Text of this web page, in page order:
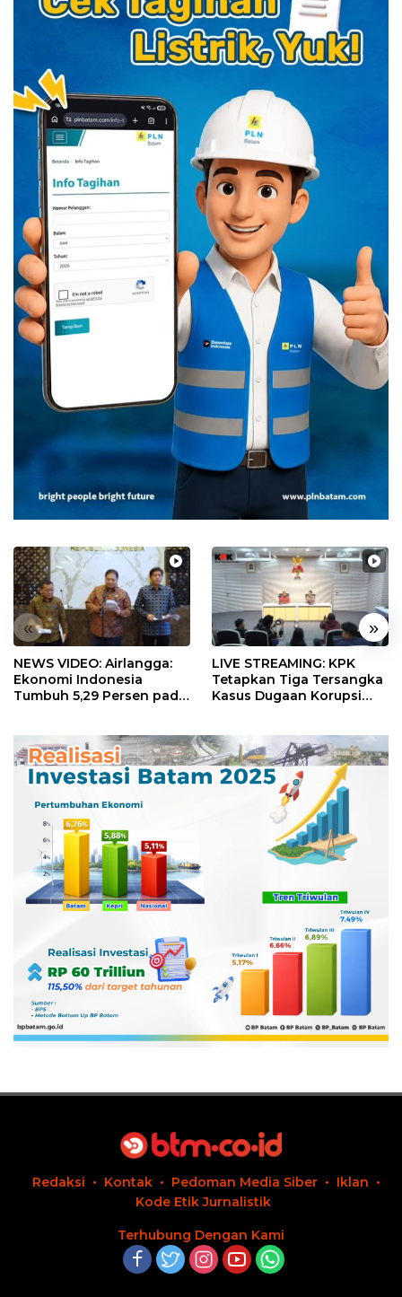
« »
NEWS VIDEO: Airlangga:
Ekonomi Indonesia
Tumbuh 5,29 Persen pada
LIVE STREAMING: KPK
Tetapkan Tiga Tersangka
Kasus Dugaan Korupsi
Redaksi Kontak Pedoman Media Siber
Iklan
Kode Etik Jurnalistik
Terhubung Dengan Kami